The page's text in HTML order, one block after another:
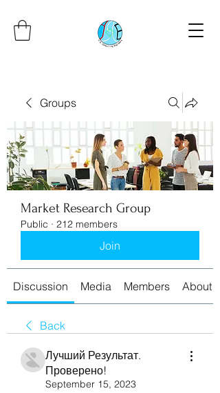
Groups
Market Research Group
Public · 212 members
Join
Discussion Media Members About
Back
Лучший Результат.
Проверено!
September 15, 2023